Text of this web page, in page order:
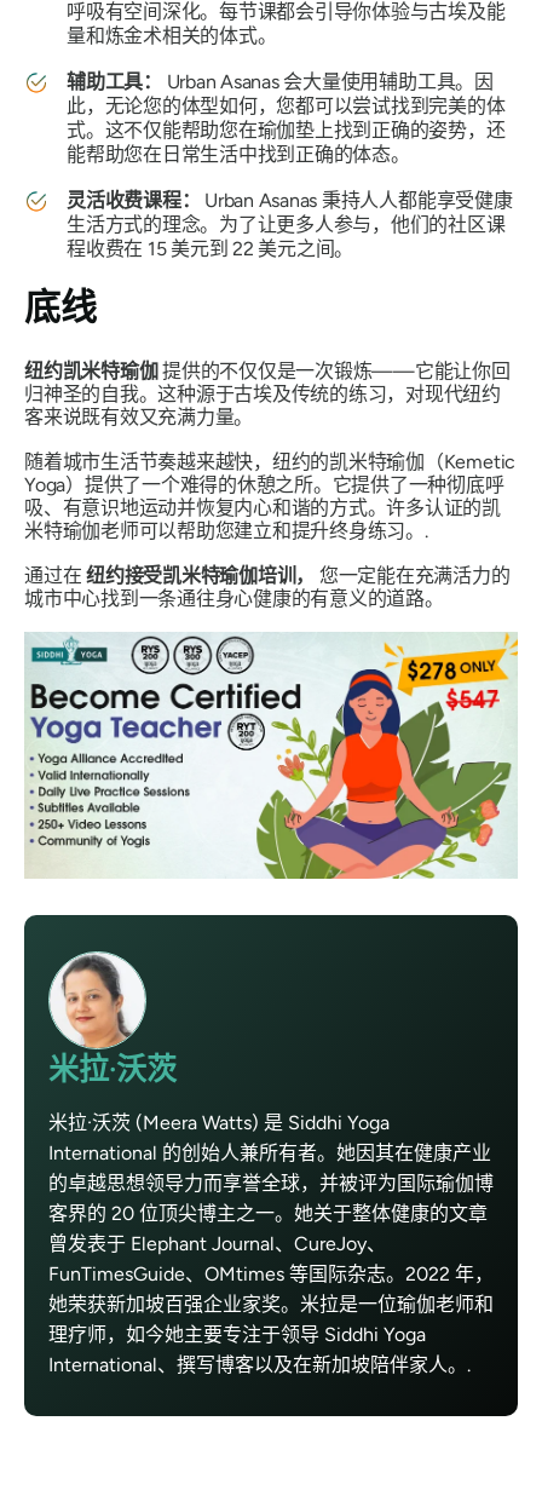
呼吸有空间深化。每节课都会引导你体验与古埃及能
量和炼金术相关的体式。
辅助工具： Urban Asanas 会大量使用辅助工具。因
此，无论您的体型如何，您都可以尝试找到完美的体
式。这不仅能帮助您在瑜伽垫上找到正确的姿势，还
能帮助您在日常生活中找到正确的体态。
灵活收费课程： Urban Asanas 秉持人人都能享受健康
生活方式的理念。为了让更多人参与，他们的社区课
程收费在 15 美元到 22 美元之间。
底线
纽约凯米特瑜伽提供的不仅仅是一次锻炼——它能让你回
归神圣的自我。这种源于古埃及传统的练习，对现代纽约
客来说既有效又充满力量。
随着城市生活节奏越来越快，纽约的凯米特瑜伽（Kemetic
Yoga）提供了一个难得的休憩之所。它提供了一种彻底呼
吸、有意识地运动并恢复内心和谐的方式。许多认证的凯
米特瑜伽老师可以帮助您建立和提升终身练习。.
通过在纽约接受凯米特瑜伽培训，
您一定能在充满活力的
城市中心找到一条通往身心健康的有意义的道路。
米拉·沃茨
米拉·沃茨 (Meera Watts) 是 Siddhi Yoga
International 的创始人兼所有者。她因其在健康产业
的卓越思想领导力而享誉全球，并被评为国际瑜伽博
客界的 20 位顶尖博主之一。她关于整体健康的文章
曾发表于 Elephant Journal、CureJoy、
FunTimesGuide、OMtimes 等国际杂志。2022 年，
她荣获新加坡百强企业家奖。米拉是一位瑜伽老师和
理疗师，如今她主要专注于领导 Siddhi Yoga
International、撰写博客以及在新加坡陪伴家人。.